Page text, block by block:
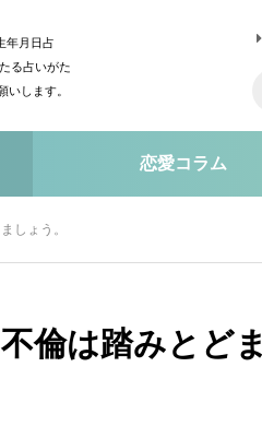
年月日占
る占いがた
いします。
恋愛コラム
しょう。
倫は踏みとどま